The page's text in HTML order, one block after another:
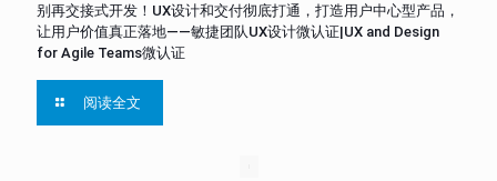
别再交接式开发！UX设计和交付彻底打通，打造用户中心型产品，
让用户价值真正落地——敏捷团队UX设计微认证|UX and Design
for Agile Teams微认证
阅读全文